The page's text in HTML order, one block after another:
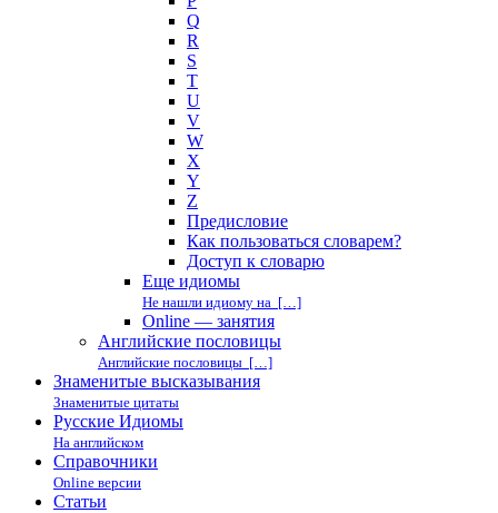
Q
R
S
T
U
V
W
X
Y
Z
Предисловие
Как пользоваться словарем?
Доступ к словарю
Еще идиомы
Не нашли идиому на […]
Online — занятия
Английские пословицы
Английские пословицы […]
Знаменитые высказывания
Знаменитые цитаты
Русские Идиомы
На английском
Справочники
Online версии
Статьи